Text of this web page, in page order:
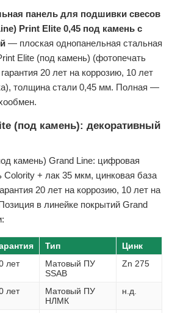
панель для подшивки свесов
Print Elite 0,45 под камень с
— плоская однопанельная стальная
Elite (под камень) (фотопечать
20 лет на коррозию, 10 лет
толщина стали 0,45 мм. Полная —
(под камень): декоративный
камень) Grand Line: цифровая
+ лак 35 мкм, цинковая база
20 лет на коррозию, 10 лет на
в линейке покрытий Grand
Тип
Цинк
лет
Матовый ПУ
SSAB
Zn 275
лет
Матовый ПУ
НЛМК
н.д.